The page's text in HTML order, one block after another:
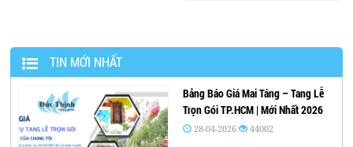
TIN MỚI NHẤT
Bảng Báo Giá Mai Táng – Tang Lễ
Trọn Gói TP.HCM | Mới Nhất 2026
28-04-2026 44002